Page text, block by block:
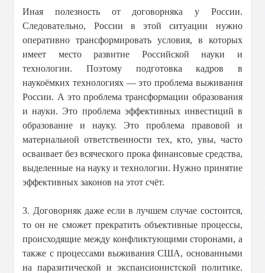
Иная полезность от договорняка у России.
Следовательно, России в этой ситуации нужно
оперативно трансформировать условия, в которых
имеет место развитие Российской науки и
технологии. Поэтому подготовка кадров в
наукоёмких технологиях — это проблема выживания
России. А это проблема трансформации образования
и науки. Это проблема эффективных инвестиций в
образование и науку. Это проблема правовой и
материальной ответственности тех, кто, увы, часто
осваивает без всяческого прока финансовые средства,
выделенные на науку и технологии. Нужно принятие
эффективных законов на этот счёт.
3. Договорняк даже если в лучшем случае состоится,
то он не сможет прекратить объективные процессы,
происходящие между конфликтующими сторонами, а
также с процессами выживания США, основанными
на паразитической и экспансионистской политике.